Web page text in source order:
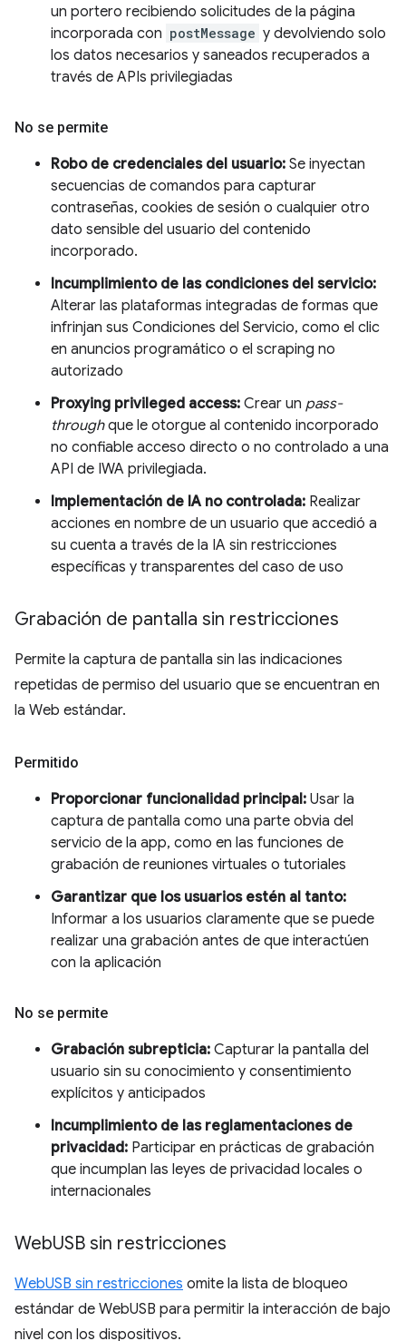
un portero recibiendo solicitudes de la página
incorporada con postMessage y devolviendo solo
los datos necesarios y saneados recuperados a
través de APIs privilegiadas
No se permite
Robo de credenciales del usuario: Se inyectan
secuencias de comandos para capturar
contraseñas, cookies de sesión o cualquier otro
dato sensible del usuario del contenido
incorporado.
Incumplimiento de las condiciones del servicio:
Alterar las plataformas integradas de formas que
infrinjan sus Condiciones del Servicio, como el clic
en anuncios programático o el scraping no
autorizado
Proxying privileged access: Crear un pass-
throughque le otorgue al contenido incorporado
no confiable acceso directo o no controlado a una
API de IWA privilegiada.
Implementación de IA no controlada: Realizar
acciones en nombre de un usuario que accedió a
su cuenta a través de la IA sin restricciones
específicas y transparentes del caso de uso
Grabación de pantalla sin restricciones
Permite la captura de pantalla sin las indicaciones
repetidas de permiso del usuario que se encuentran en
la Web estándar.
Permitido
Proporcionar funcionalidad principal: Usar la
captura de pantalla como una parte obvia del
servicio de la app, como en las funciones de
grabación de reuniones virtuales o tutoriales
Garantizar que los usuarios estén al tanto:
Informar a los usuarios claramente que se puede
realizar una grabación antes de que interactúen
con la aplicación
No se permite
Grabación subrepticia: Capturar la pantalla del
usuario sin su conocimiento y consentimiento
explícitos y anticipados
Incumplimiento de las reglamentaciones de
privacidad: Participar en prácticas de grabación
que incumplan las leyes de privacidad locales o
internacionales
WebUSB sin restricciones
WebUSB sin restricciones omite la lista de bloqueo
estándar de WebUSB para permitir la interacción de bajo
nivel con los dispositivos.